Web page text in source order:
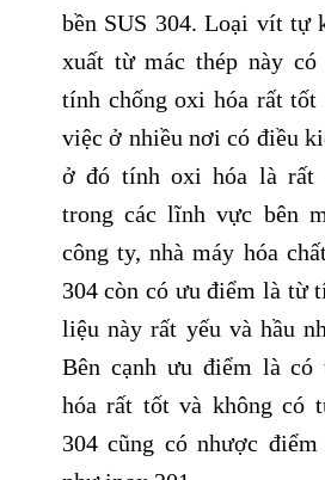
bền SUS 304. Loại vít tự
xuất từ mác thép này
tính chống oxi hóa rất tốt
việc ở nhiều nơi có điều
ở đó tính oxi hóa là rất
trong các lĩnh vực bên
công ty, nhà máy hóa
304 còn có ưu điểm là từ
liệu này rất yếu và hầu
Bên cạnh ưu điểm là có
hóa rất tốt và không có
304 cũng có nhược